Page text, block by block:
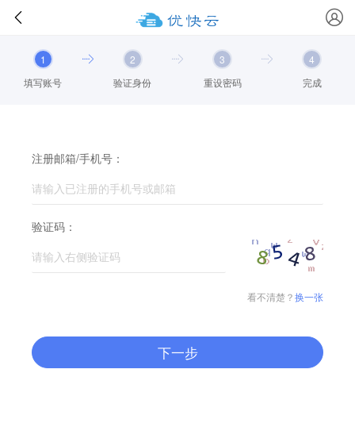
1
填写账号
2
验证身份
3
重设密码
4
完成
注册邮箱/手机号：
验证码：
看不清楚？换一张
下一步